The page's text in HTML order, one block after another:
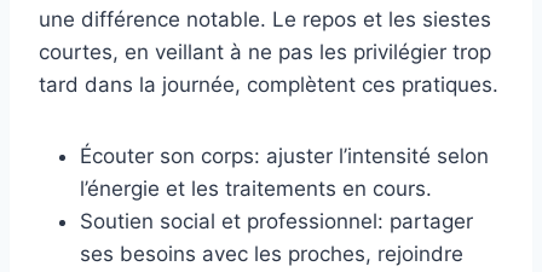
une différence notable. Le repos et les siestes
courtes, en veillant à ne pas les privilégier trop
tard dans la journée, complètent ces pratiques.
Écouter son corps: ajuster l’intensité selon
l’énergie et les traitements en cours.
Soutien social et professionnel: partager
ses besoins avec les proches, rejoindre